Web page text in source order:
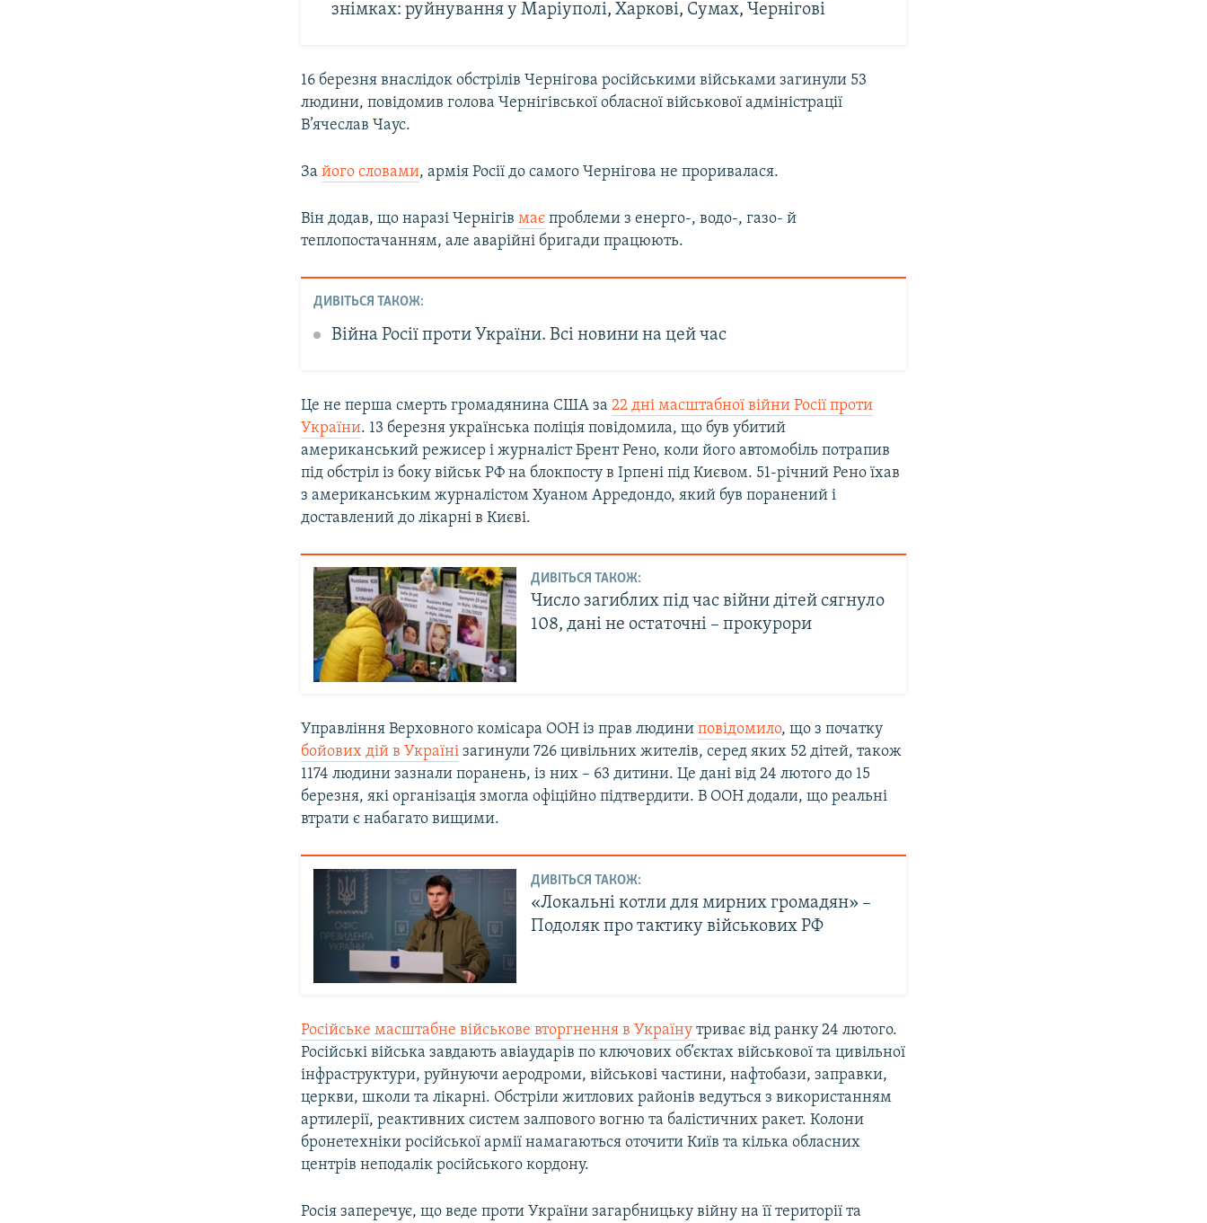
знімках: руйнування у Маріуполі, Харкові, Сумах, Чернігові
16 березня внаслідок обстрілів Чернігова російськими військами загинули 53
людини, повідомив голова Чернігівської обласної військової адміністрації
В’ячеслав Чаус.
Зайого словами, армія Росії до самого Чернігова не проривалася.
Він додав, що наразі Чернігівмає проблеми з енерго-, водо-, газо- й
теплопостачанням, але аварійні бригади працюють.
ДИВІТЬСЯ ТАКОЖ:
Війна Росії проти України. Всі новини на цей час
Це не перша смерть громадянина США за22 дні масштабної війни Росії проти
України. 13 березня українська поліція повідомила, що був убитий
американський режисер і журналіст Брент Рено, коли його автомобіль потрапив
під обстріл із боку військ РФ на блокпосту в Ірпені під Києвом. 51-річний Рено їхав
з американським журналістом Хуаном Арредондо, який був поранений і
доставлений до лікарні в Києві.
ДИВІТЬСЯ ТАКОЖ:
Число загиблих під час війни дітей сягнуло
108, дані не остаточні – прокурори
Управління Верховного комісара ООН із прав людиниповідомило, що з початку
бойових дій в Україні загинули 726 цивільних жителів, серед яких 52 дітей, також
1174 людини зазнали поранень, із них – 63 дитини. Це дані від 24 лютого до 15
березня, які організація змогла офіційно підтвердити. В ООН додали, що реальні
втрати є набагато вищими.
ДИВІТЬСЯ ТАКОЖ:
«Локальні котли для мирних громадян» –
Подоляк про тактику військових РФ
Російське масштабне військове вторгнення в Українутриває від ранку 24 лютого.
Російські війська завдають авіаударів по ключових об’єктах військової та цивільної
інфраструктури, руйнуючи аеродроми, військові частини, нафтобази, заправки,
церкви, школи та лікарні. Обстріли житлових районів ведуться з використанням
артилерії, реактивних систем залпового вогню та балістичних ракет. Колони
бронетехніки російської армії намагаються оточити Київ та кілька обласних
центрів неподалік російського кордону.
Росія заперечує, що веде проти України загарбницьку війну на її території та